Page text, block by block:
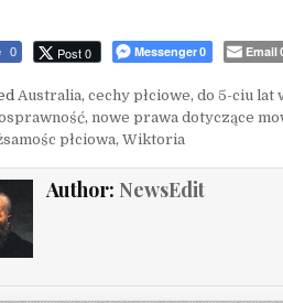
0 Post 0 Messenger0 Email
Australia, cechy płciowe, do 5-ciu lat
, nowe prawa dotyczące
płciowa, Wiktoria
Author: NewsEdit